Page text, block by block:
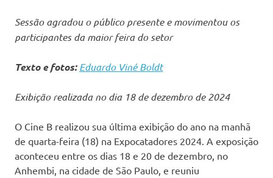
Sessão agradou o público presente e movimentou os
participantes da maior feira do setor
Texto e fotos: Eduardo Viné Boldt
Exibição realizada no dia 18 de dezembro de 2024
O Cine B realizou sua última exibição do ano na manhã
de quarta-feira (18) na Expocatadores 2024. A exposição
aconteceu entre os dias 18 e 20 de dezembro, no
Anhembi, na cidade de São Paulo, e reuniu